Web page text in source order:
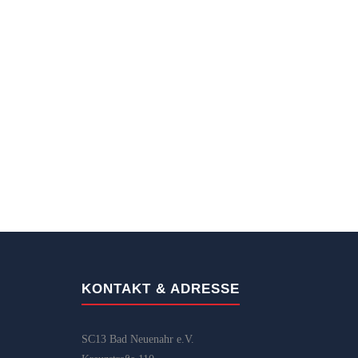
KONTAKT & ADRESSE
SC13 Bad Neuenahr e.V.